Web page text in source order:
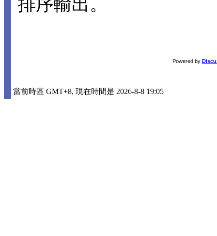
排序輸出。
Powered by
當前時區 GMT+8, 現在時間是 2026-8-8 19:05